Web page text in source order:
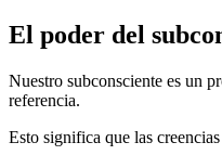
El poder del
Nuestro subconsciente es un
referencia.
Esto significa que las